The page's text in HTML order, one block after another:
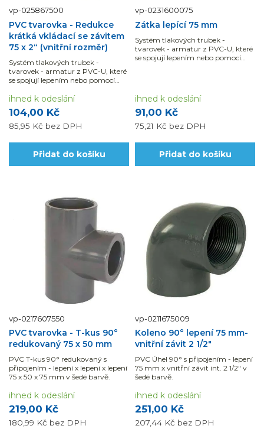
vp-025867500
PVC tvarovka - Redukce
krátká vkládací se závitem
75 x 2“ (vnitřní rozměr)
Systém tlakových trubek -
tvarovek - armatur z PVC-U, které
se spojují lepením nebo pomocí
jak snadná manipulace i montáž,
tak chemická odolnost potrubních
dílů.
104,00 Kč
85,95 Kč bez DPH
ihned k odeslání
Přidat do košíku
vp-0231600075
Zátka lepící 75 mm
Systém tlakových trubek -
tvarovek - armatur z PVC-U, které
se spojují lepením nebo pomocí
91,00 Kč
75,21 Kč bez DPH
ihned k odeslání
Přidat do košíku
vp-0217607550
PVC tvarovka - T-kus 90°
redukovaný 75 x 50 mm
PVC T-kus 90° redukovaný s
připojením - lepení x lepení x lepení
75 x 50 x 75 mm v šedé barvě.
219,00 Kč
180,99 Kč bez DPH
ihned k odeslání
vp-0211675009
Koleno 90° lepení 75 mm-
vnitřní závit 2 1/2"
PVC Úhel 90° s připojením - lepení
75 mm x vnitřní závit int. 2 1/2" v
šedé barvě.
251,00 Kč
207,44 Kč bez DPH
ihned k odeslání